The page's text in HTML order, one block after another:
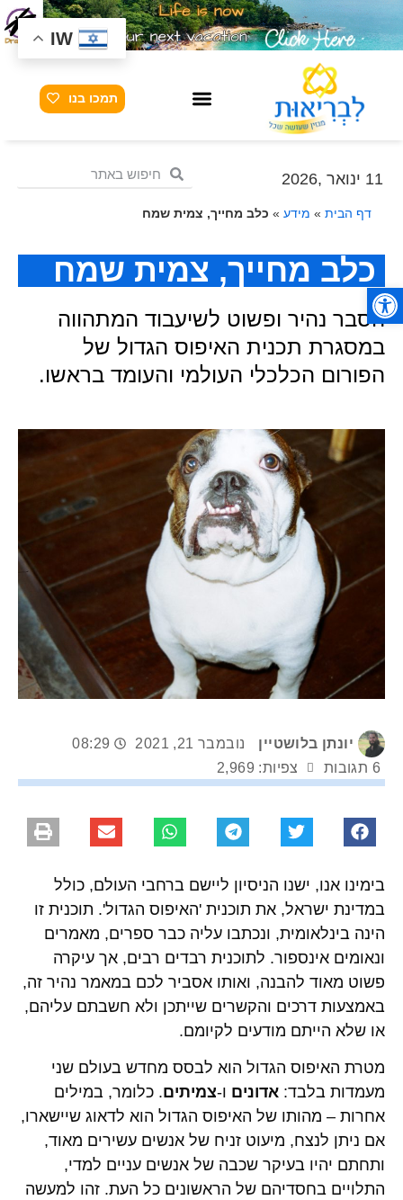
פתח סרגל נגישות
תמכו בנו
11 ינואר ,2026
דף הבית » מידע » כלב מחייך, צמית שמח
כלב מחייך, צמית שמח
הסבר נהיר ופשוט לשיעבוד המתהווה
במסגרת תכנית האיפוס הגדול של
הפורום הכלכלי העולמי והעומד בראשו.
יונתן בלושטיין נובמבר 21, 2021
08:29
6 תגובות
צפיות: 2,969
בימינו אנו, ישנו הניסיון ליישם ברחבי העולם, כולל
במדינת ישראל, את תוכנית 'האיפוס הגדול'. תוכנית זו
הינה בינלאומית, ונכתבו עליה כבר ספרים, מאמרים
ונאומים אינספור. לתוכנית רבדים רבים, אך עיקרה
פשוט מאוד להבנה, ואותו אסביר לכם במאמר נהיר זה,
באמצעות דרכים והקשרים שייתכן ולא חשבתם עליהם,
או שלא הייתם מודעים לקיומם.
מטרת האיפוס הגדול הוא לבסס מחדש בעולם שני
מעמדות בלבד: אדונים ו-צמיתים. כלומר, במילים
אחרות – מהותו של האיפוס הגדול הוא לדאוג שיישארו,
אם ניתן לנצח, מיעוט זניח של אנשים עשירים מאוד,
ותחתם יהיו בעיקר שכבה של אנשים עניים למדי,
התלויים בחסדיהם של הראשונים כל העת. זהו למעשה
IW